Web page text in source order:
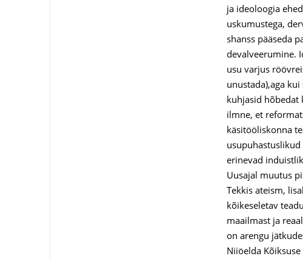
ja ideoloogia
uskumustega,
shanss pääseda
devalveerumine.
usu varjus
unustada),aga
kuhjasid hõbedat
ilmne, et
käsitööliskonna
erinevad
Uusajal muutus
Tekkis ateism,
kõikeseletav
maailmast ja
on arengu
Niiöelda